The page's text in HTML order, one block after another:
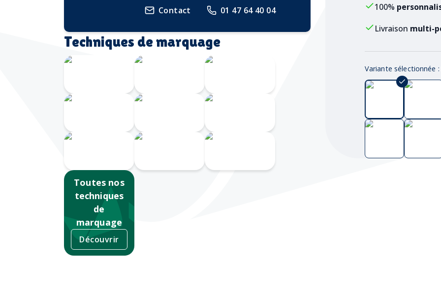
Contact 01 47 64 40 04
Techniques de marquage
Toutes nos
techniques
de
marquage
Découvrir
100%
Livraison multi-
Variante sélectionnée :